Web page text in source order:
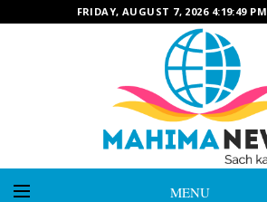
FRIDAY, AUGUST 7, 2026 4:19:51 PM
MENU